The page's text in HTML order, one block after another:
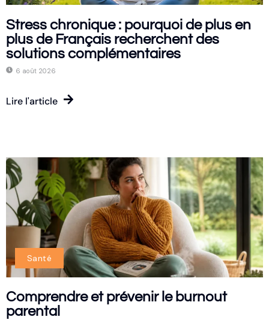
Stress chronique : pourquoi de plus en
plus de Français recherchent des
solutions complémentaires
6 août 2026
Lire l'article
Santé
Comprendre et prévenir le burnout
parental